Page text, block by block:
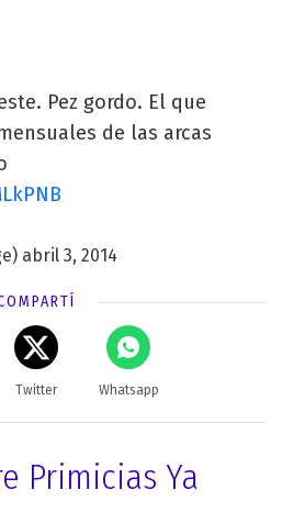
Pez gordo. El que
de las arcas
abril 3, 2014
Twitter Whatsapp
Primicias Ya